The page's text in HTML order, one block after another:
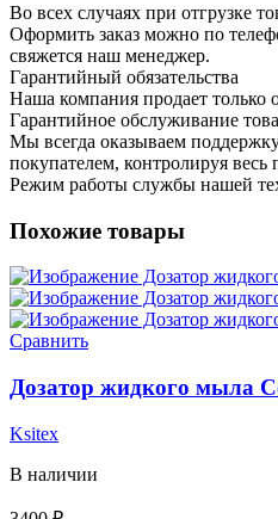
Во всех случаях при отгрузке
Оформить заказ можно по
свяжется наш менеджер.
Гарантийный обязательства
Наша компания продает только
Гарантийное обслуживание
Мы всегда оказываем
покупателем, контролируя весь
Режим работы службы нашей
Похожие товары
Сравнить
Дозатор жидкого мыла
Ksitex
В наличии